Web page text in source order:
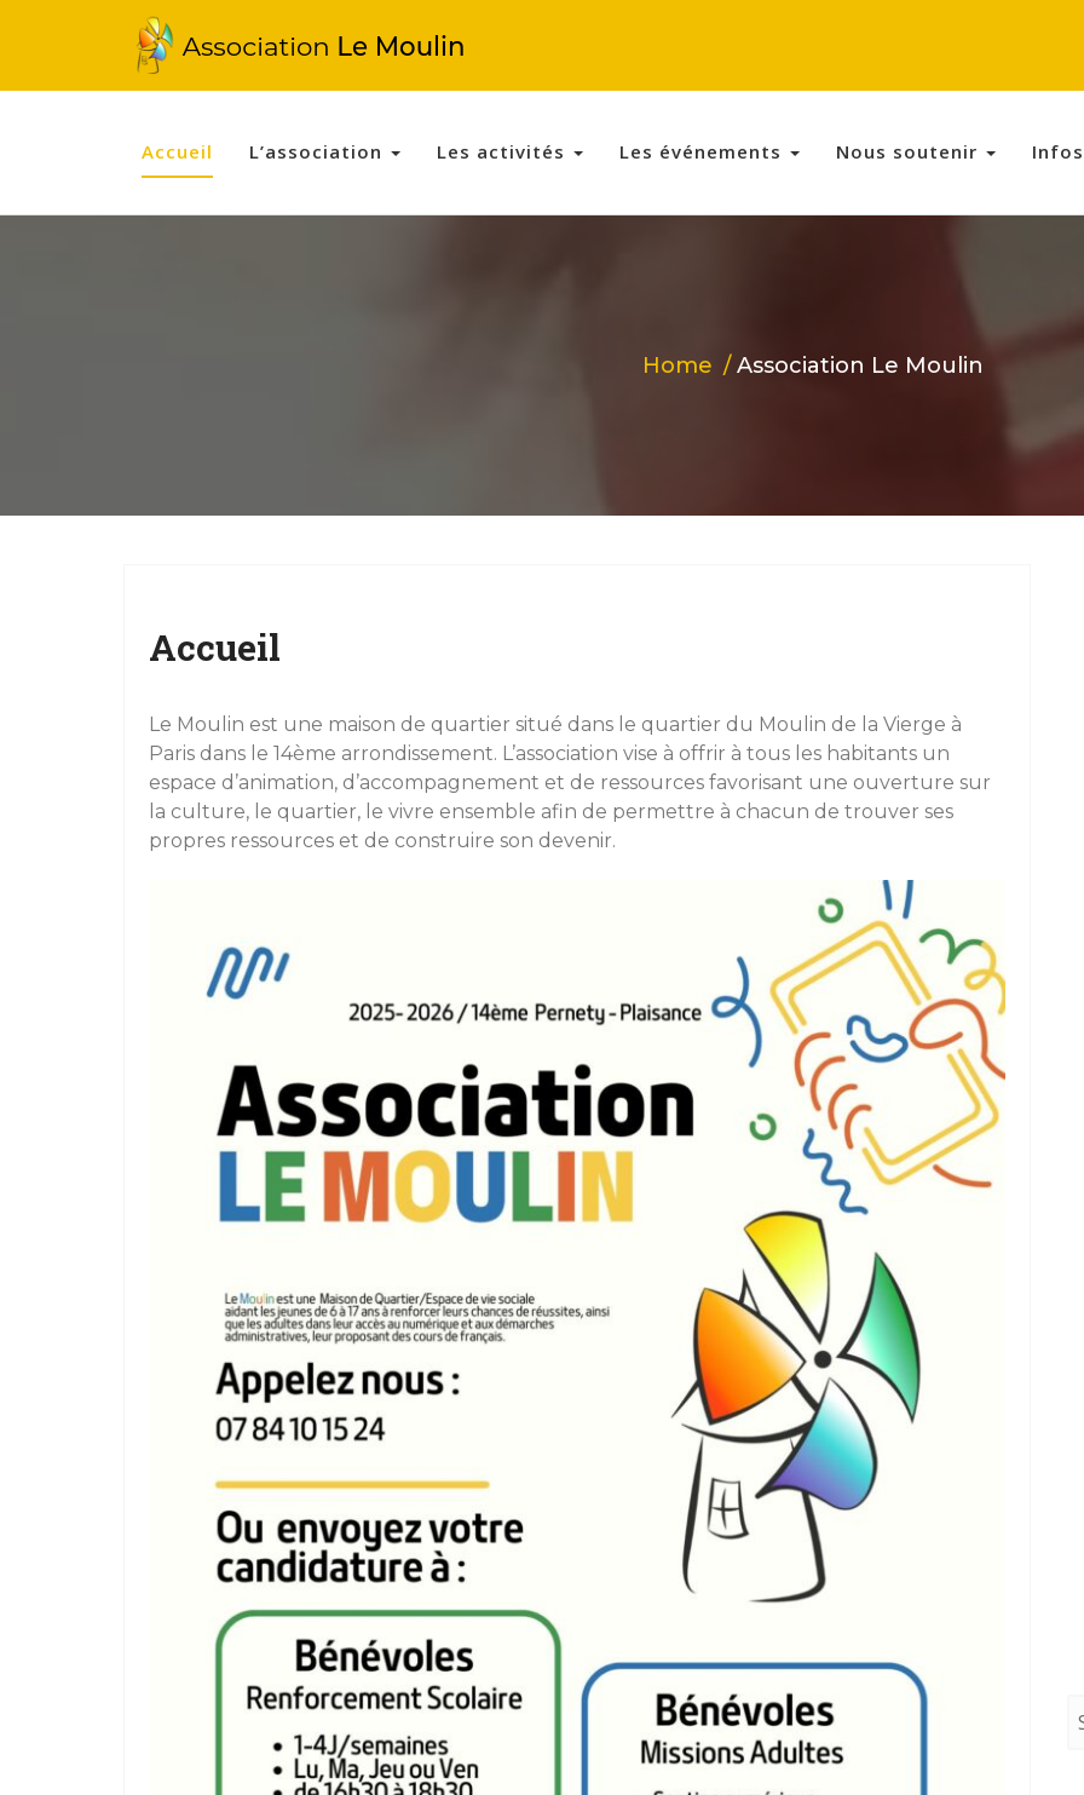
Accueil L’association Les activités Les événements Nous soutenir
Home Association Le Moulin
Accueil
Le Moulin est une maison de quartier situé dans le quartier du Moulin de la Vierge à
Paris dans le 14ème arrondissement. L’association vise à offrir à tous les habitants un
espace d’animation, d’accompagnement et de ressources favorisant une ouverture sur
la culture, le quartier, le vivre ensemble afin de permettre à chacun de trouver ses
propres ressources et de construire son devenir.